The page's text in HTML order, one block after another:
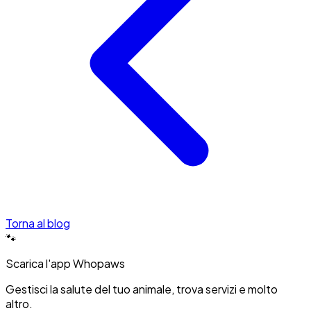
Torna al blog
🐾
Scarica l'app Whopaws
Gestisci la salute del tuo animale, trova servizi e molto
altro.